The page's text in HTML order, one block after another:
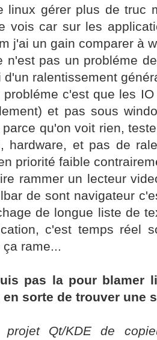
linux gérer plus de truc
vois car sur les
j'ai un gain comparer à
n'est pas un probléme
d'un ralentissement
probléme c'est que les
et pas sous
parce qu'on voit rien,
hardware, et pas de
priorité faible
rammer un lecteur
de sont navigateur
de longue liste de
c'est temps réel
ça rame...
pas la pour blamer
en sorte de trouver une
projet Qt/KDE de